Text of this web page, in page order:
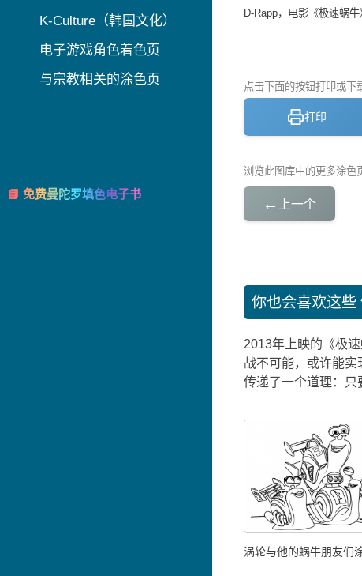
D-Rapp，电影《极速蜗
点击下面的按钮打印或下
打印
浏览此图库中的更多涂色
← 上一个
你也会喜欢这些
2013年上映的《极
战不可能，或许能实
传递了一个道理：只
涡轮与他的蜗牛朋友们
K-Culture（韩国文化）
电子游戏角色着色页
与宗教相关的涂色页
📘 免费曼陀罗填色电子书